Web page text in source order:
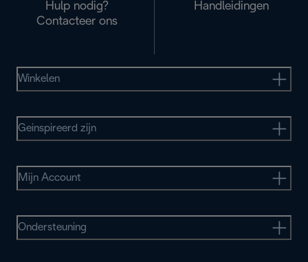
Hulp nodig?
Contacteer ons
Handleidingen
Winkelen
Geinspireerd zijn
Mijn Account
Ondersteuning